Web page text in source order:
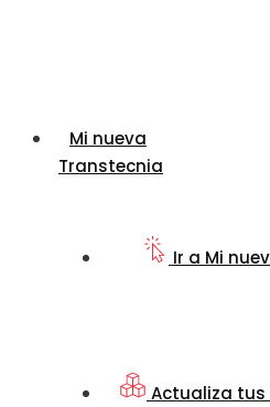
Mi nueva
Transtecnia
Ir a Mi
Actualiza